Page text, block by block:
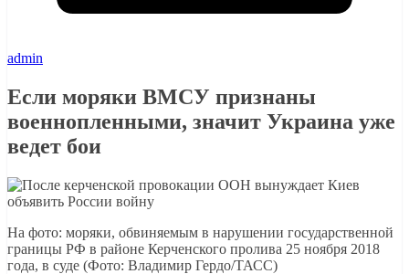
admin
Если моряки ВМСУ признаны
военнопленными, значит Украина уже
ведет бои
На фото: моряки, обвиняемым в нарушении государственной
границы РФ в районе Керченского пролива 25 ноября 2018
года, в суде (Фото: Владимир Гердо/ТАСС)